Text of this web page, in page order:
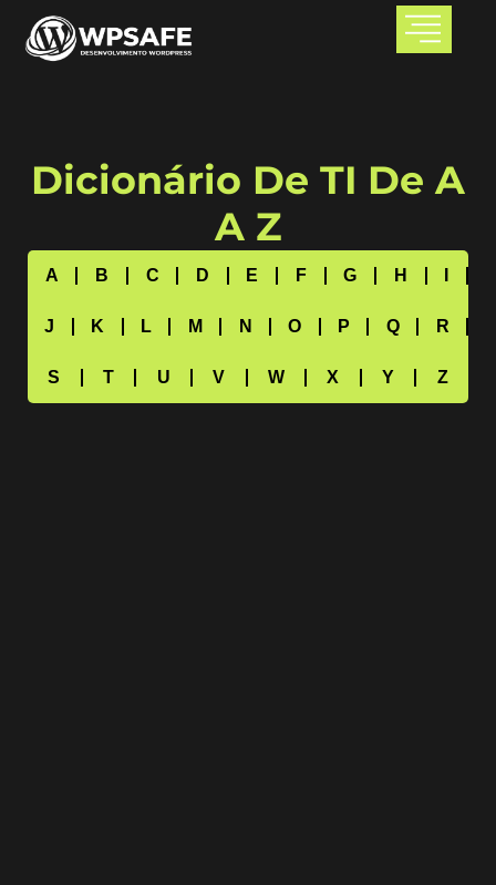
Dicionário De TI De A
A Z
A B C D E F G H
I
J
K L M N O P Q
R
S
T U V W X Y Z